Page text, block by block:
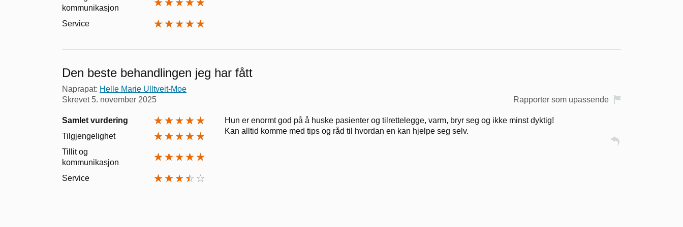
kommunikasjon
Service
Den beste behandlingen jeg har fått
Naprapat: Helle Marie Ulltveit-Moe
Skrevet 5. november 2025 Rapporter som upassende
Samlet vurdering
Tilgjengelighet
Tillit og
kommunikasjon
Service
Hun er enormt god på å huske pasienter og tilrettelegge, varm, bryr seg og ikke minst dyktig!
Kan alltid komme med tips og råd til hvordan en kan hjelpe seg selv.